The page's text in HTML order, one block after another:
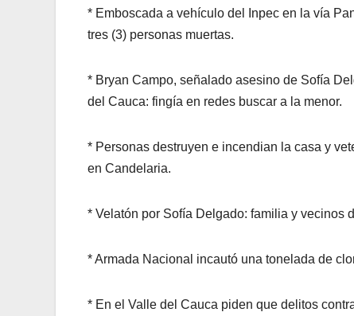
* Emboscada a vehículo del Inpec en la vía
tres (3) personas muertas.
* Bryan Campo, señalado asesino de Sofía
del Cauca: fingía en redes buscar a la menor.
* Personas destruyen e incendian la casa y
en Candelaria.
* Velatón por Sofía Delgado: familia y vecinos
* Armada Nacional incautó una tonelada de
* En el Valle del Cauca piden que delitos